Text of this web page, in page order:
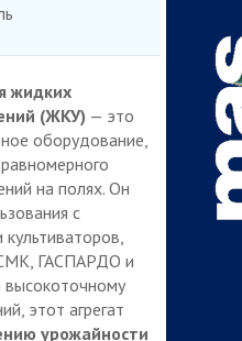
жидких
(ЖКУ) — это
оборудование,
на полях. Он
с
ГАСПАРДО и
этот агрегат
урожайности